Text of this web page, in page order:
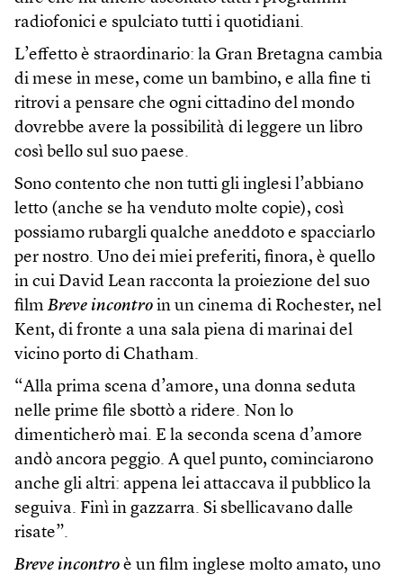
radiofonici e spulciato tutti i quotidiani.
L’effetto è straordinario: la Gran Bretagna cambia
di mese in mese, come un bambino, e alla fine ti
ritrovi a pensare che ogni cittadino del mondo
dovrebbe avere la possibilità di leggere un libro
così bello sul suo paese.
Sono contento che non tutti gli inglesi l’abbiano
letto (anche se ha venduto molte copie), così
possiamo rubargli qualche aneddoto e spacciarlo
per nostro. Uno dei miei preferiti, finora, è quello
in cui David Lean racconta la proiezione del suo
film Breve incontro in un cinema di Rochester, nel
Kent, di fronte a una sala piena di marinai del
vicino porto di Chatham.
“Alla prima scena d’amore, una donna seduta
nelle prime file sbottò a ridere. Non lo
dimenticherò mai. E la seconda scena d’amore
andò ancora peggio. A quel punto, cominciarono
anche gli altri: appena lei attaccava il pubblico la
seguiva. Finì in gazzarra. Si sbellicavano dalle
risate”.
Breve incontro è un film inglese molto amato, uno